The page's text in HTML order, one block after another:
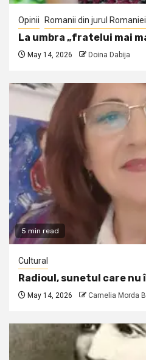
Opinii Romanii din jurul Romaniei
La umbra „fratelui mai
May 14, 2026 Doina Dabija
5 min read
Cultural
Radioul, sunetul care
May 14, 2026 Camelia Morda